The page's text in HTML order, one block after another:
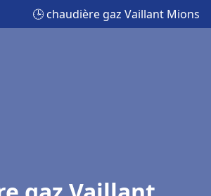
🕒 chaudière gaz Vaillant Mions